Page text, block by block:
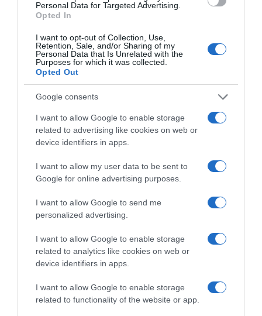
Personal Data for Targeted Advertising.
Opted In
I want to opt-out of Collection, Use,
Retention, Sale, and/or Sharing of my
Personal Data that Is Unrelated with the
Purposes for which it was collected.
Opted Out
Google consents
I want to allow Google to enable storage
related to advertising like cookies on web or
device identifiers in apps.
I want to allow my user data to be sent to
Google for online advertising purposes.
I want to allow Google to send me
personalized advertising.
I want to allow Google to enable storage
related to analytics like cookies on web or
device identifiers in apps.
I want to allow Google to enable storage
related to functionality of the website or app.
EL CORTE INGLÉS
Seguimiento desde
05 May 2023
Descripción del producto
Información general
Denominación del alimento:
Pasta alimenticia de calidad superiorPaís de
origen:
COMERCIAL GALLO, S.A.U.Dirección del operador:
Avda Diagonal 468, 4-C. Barcelona.
EspañaCantidad Neta:
450 g
Ingredientes y alérgenos